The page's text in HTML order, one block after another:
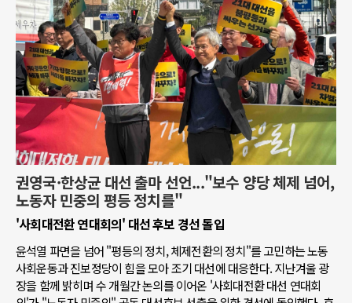
권영국·한상균 대선 출마 선언..."보수 양당 체제 넘어,
노동자 민중의 평등 정치를"
'사회대전환 연대회의' 대선 후보 경선 돌입
윤석열 파면을 넘어 "평등의 정치, 체제전환의 정치"를 고민하는 노동
사회운동과 진보정당이 힘을 모아 조기 대선에 대응한다. 지난겨울 광
장을 함께 밝히며 수 개월간 논의를 이어온 '사회대전환 대선 연대회